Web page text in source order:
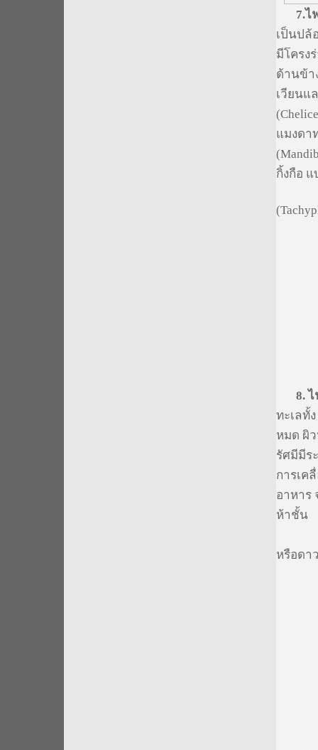
7.ไ
เป็นปล้
มีโครง
ด้านข้า
เวียนแ
แมงดา
กิ้งกือ
8.ไ
ทะเลทั้ง
หมด ผิ
รัศมีมีร
การเค
อาหาร
ห้าชั้น
หรือดา